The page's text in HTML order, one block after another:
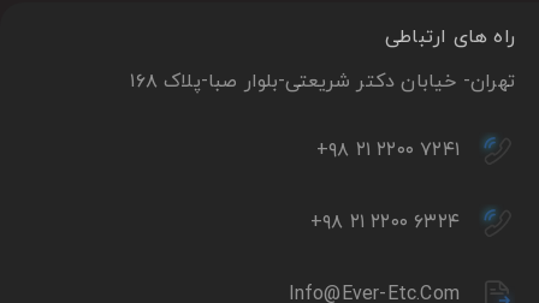
راه های ارتباطی
تهران- خیابان دکتر شریعتی-بلوار صبا-پلاک ۱۶۸
+۹۸ ۲۱ ۲۲۰۰ ۷۲۴۱
+۹۸ ۲۱ ۲۲۰۰ ۶۳۲۴
Info@ever-Etc.com